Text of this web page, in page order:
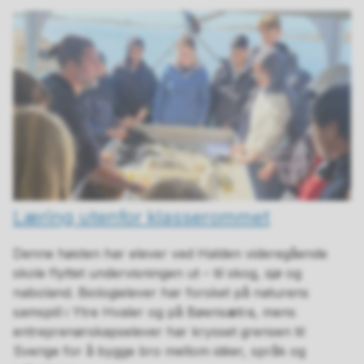
Læring utenfor klasserommet
Denne høsten har elever ved Halden videregående
skole flyttet undervisningen ut – til skog, sjø og
naboland. Biologielever har forsket på naturens
samspill i Ytre Hvaler og på Bøensætra, mens
entreprenørskapselever har krysset grensen til
Sverige for å bygge bro mellom idéer, språk og